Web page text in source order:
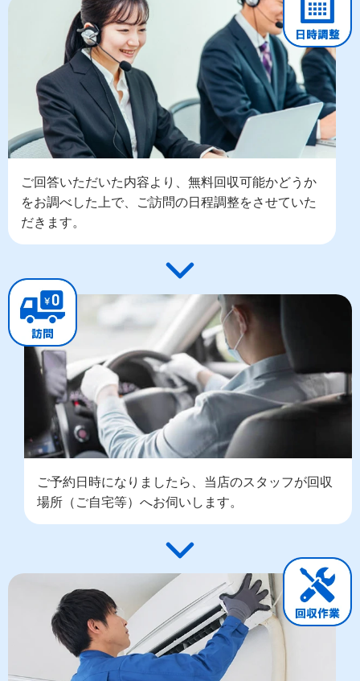
ご回答いただいた内容より、無料回収可能かどうか
をお調べした上で、ご訪問の日程調整をさせていた
だきます。
ご予約日時になりましたら、当店のスタッフが回収
場所（ご自宅等）へお伺いします。